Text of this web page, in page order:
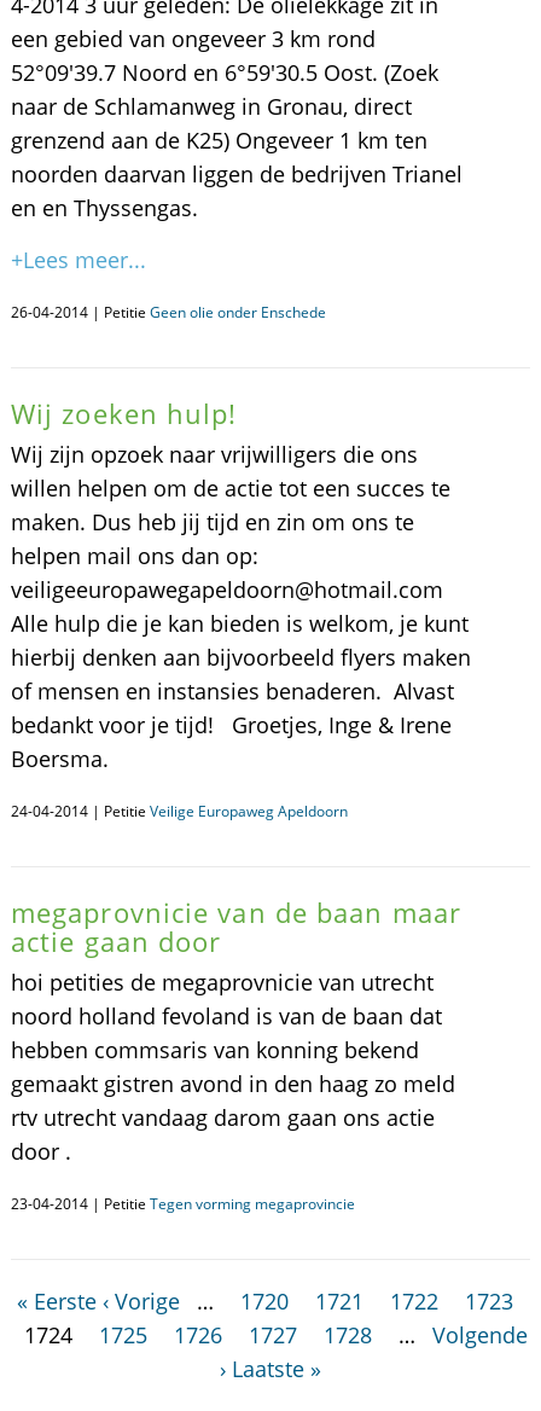
een gebied van ongeveer 3 km rond
52°09'39.7 Noord en 6°59'30.5 Oost. (Zoek
naar de Schlamanweg in Gronau, direct
grenzend aan de K25) Ongeveer 1 km ten
noorden daarvan liggen de bedrijven Trianel
en en Thyssengas.
+Lees meer...
26-04-2014 | Petitie Geen olie onder Enschede
Wij zoeken hulp!
Wij zijn opzoek naar vrijwilligers die ons
willen helpen om de actie tot een succes te
maken. Dus heb jij tijd en zin om ons te
helpen mail ons dan op:
veiligeeuropawegapeldoorn@hotmail.com
Alle hulp die je kan bieden is welkom, je kunt
hierbij denken aan bijvoorbeeld flyers maken
of mensen en instansies benaderen. Alvast
bedankt voor je tijd! Groetjes, Inge & Irene
Boersma.
24-04-2014 | Petitie Veilige Europaweg Apeldoorn
megaprovnicie van de baan maar
actie gaan door
hoi petities de megaprovnicie van utrecht
noord holland fevoland is van de baan dat
hebben commsaris van konning bekend
gemaakt gistren avond in den haag zo meld
rtv utrecht vandaag darom gaan ons actie
door .
23-04-2014 | Petitie Tegen vorming megaprovincie
« Eerste ‹ Vorige … 1720 1721 1722
1723
1724
1725 1726 1727 1728 …
Volgende
› Laatste »